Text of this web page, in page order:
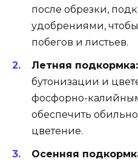
после обрезки,
удобрениями,
побегов и листьев.
Летняя подкормка:
бутонизации и
фосфорно-
обеспечить
цветение.
Осенняя